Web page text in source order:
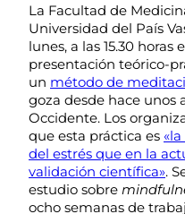
La Facultad de
Universidad del País
lunes, a las 15.30 horas
presentación teórico-
un método de
goza desde hace unos
Occidente. Los
que esta práctica es
del estrés que en la
validación científica».
estudio sobre
ocho semanas de